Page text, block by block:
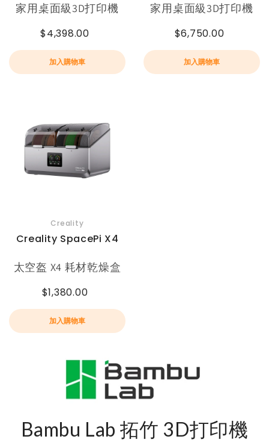
家用桌面級3D打印機
$4,398.00
加入購物車
家用桌面級3D打印機
$6,750.00
加入購物車
Creality
Creality SpacePi X4
太空盔 X4 耗材乾燥盒
$1,380.00
加入購物車
Bambu Lab 拓竹 3D打印機